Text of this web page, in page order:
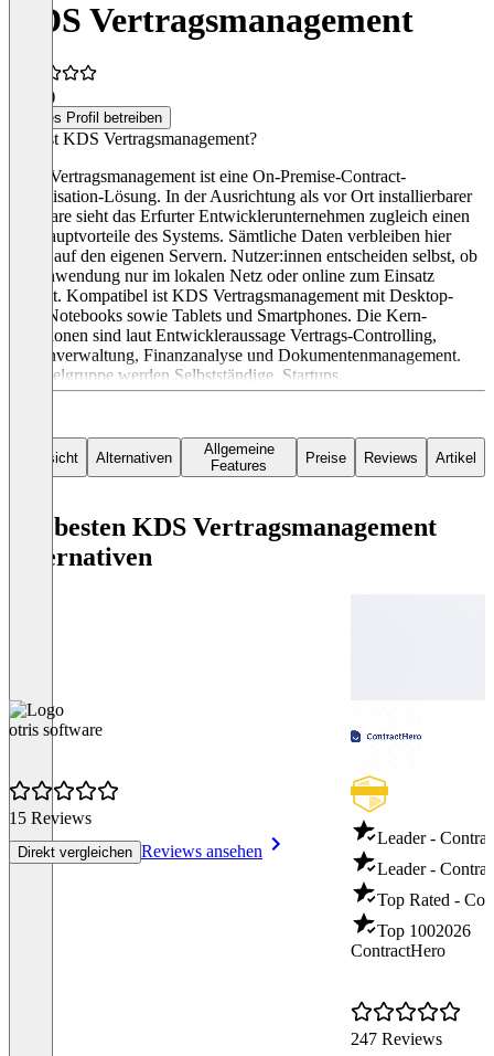
KDS Vertragsmanagement
(1)
Dieses Profil betreiben
Was ist KDS Vertragsmanagement?
KDS Vertragsmanagement ist eine On-Premise-Contract-
Organisation-Lösung. In der Ausrichtung als vor Ort installierbarer
Software sieht das Erfurter Entwicklerunternehmen zugleich einen
der Hauptvorteile des Systems. Sämtliche Daten verbleiben hier
sicher auf den eigenen Servern. Nutzer:innen entscheiden selbst, ob
die Anwendung nur im lokalen Netz oder online zum Einsatz
kommt. Kompatibel ist KDS Vertragsmanagement mit Desktop-
PCs, Notebooks sowie Tablets und Smartphones. Die Kern-
Funktionen sind laut Entwickleraussage Vertrags-Controlling,
Fristenverwaltung, Finanzanalyse und Dokumentenmanagement.
Als Zielgruppe werden Selbstständige, Startups,
Mittelstandsunternehmen sowie Behörden und Ämter genannt. Der
Anwender:innen – los geht es bei 990 Euro.
Übersicht Alternativen
Allgemeine
Features
Preise Reviews Artikel
Die besten KDS Vertragsmanagement
Alternativen
otris software
15 Reviews
Direkt vergleichen Reviews ansehen
Leader -
Leader -
Top Rated -
Top 1002026
ContractHero
247 Reviews